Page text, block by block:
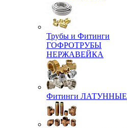
Трубы и Фитинги
ГОФРОТРУБЫ
НЕРЖАВЕЙКА
Фитинги ЛАТУННЫЕ